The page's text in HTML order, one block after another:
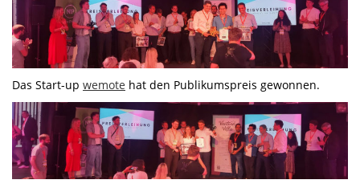
Das Start-up wemote hat den Publikumspreis gewonnen.